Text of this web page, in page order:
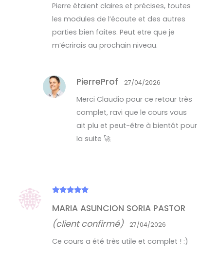
Pierre étaient claires et précises, toutes
les modules de l’écoute et des autres
parties bien faites. Peut etre que je
m’écrirais au prochain niveau.
PierreProf 27/04/2026
Merci Claudio pour ce retour très
complet, ravi que le cours vous
ait plu et peut-être à bientôt pour
la suite 🚀
5
MARIA ASUNCION SORIA PASTOR
(client confirmé)
27/04/2026
Ce cours a été très utile et complet ! :)